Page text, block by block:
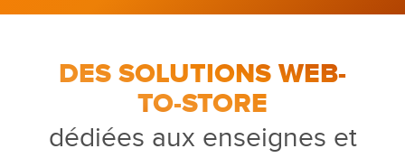
DES SOLUTIONS WEB-
TO-STORE
dédiées aux enseignes et